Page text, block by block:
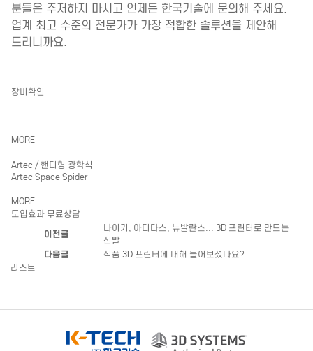
분들은 주저하지 마시고 언제든 한국기술에 문의해 주세요.
업계 최고 수준의 전문가가 가장 적합한 솔루션을 제안해
드리니까요.
장비확인
MORE
Artec / 핸디형 광학식
Artec Space Spider
MORE
도입효과 무료상담
이전글
나이키, 아디다스, 뉴발란스... 3D 프린터로 만드는
신발
다음글
식품 3D 프린터에 대해 들어보셨나요?
리스트